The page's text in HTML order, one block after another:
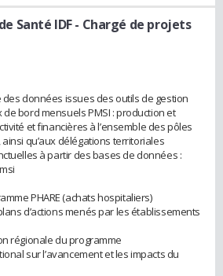
Santé IDF- Chargé de projets
données issues des outils de gestion
bord mensuels PMSI : production et
et financières à l’ensemble des pôles
qu’aux délégations territoriales
à partir des bases de données :
PHARE (achats hospitaliers)
d’actions menés par les établissements
régionale du programme
sur l’avancement et les impacts du